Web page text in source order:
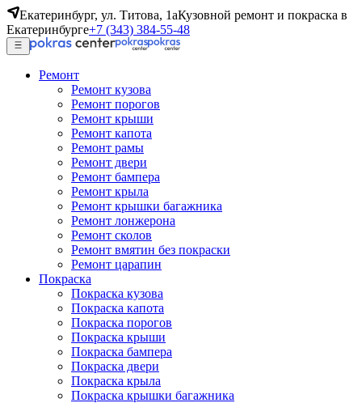
Екатеринбург, ул. Титова, 1аКузовной ремонт и покраска в
Екатеринбурге+7 (343) 384-55-48
Ремонт
Ремонт кузова
Ремонт порогов
Ремонт крыши
Ремонт капота
Ремонт рамы
Ремонт двери
Ремонт бампера
Ремонт крыла
Ремонт крышки багажника
Ремонт лонжерона
Ремонт сколов
Ремонт вмятин без покраски
Ремонт царапин
Покраска
Покраска кузова
Покраска капота
Покраска порогов
Покраска крыши
Покраска бампера
Покраска двери
Покраска крыла
Покраска крышки багажника